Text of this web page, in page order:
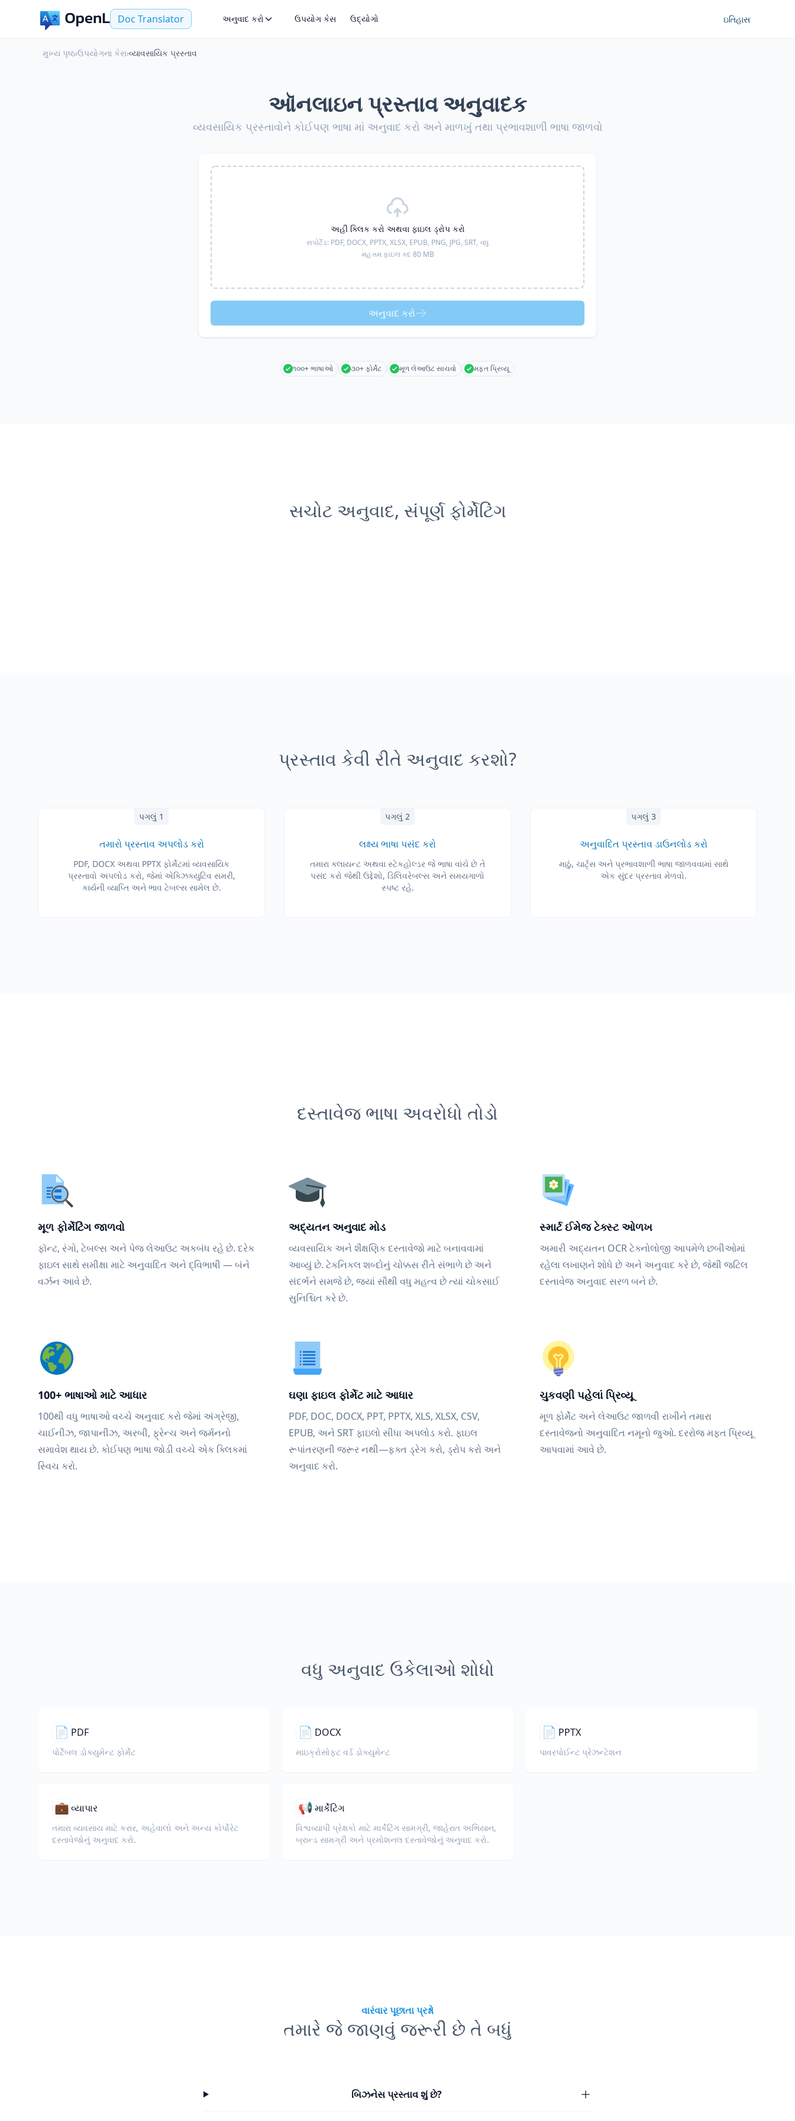
Doc Translator અનુવાદ કરો ઉપયોગ કેસ ઉદ્યોગો ઇતિહાસ
મુખ્ય પૃષ્ઠ›ઉપયોગના કેસ›વ્યાવસાયિક પ્રસ્તાવ
ઑનલાઇન પ્રસ્તાવ અનુવાદક
વ્યવસાયિક પ્રસ્તાવોને કોઈપણ ભાષા માં અનુવાદ કરો અને માળખું તથા પ્રભાવશાળી ભાષા જાળવો
અહીં ક્લિક કરો અથવા ફાઇલ ડ્રોપ કરો
સપોર્ટેડ: PDF, DOCX, PPTX, XLSX, EPUB, PNG, JPG, SRT, વધુ
મહત્તમ ફાઇલ કદ 80 MB
અનુવાદ કરો
૧૦૦+ ભાષાઓ ૩૦+ ફોર્મેટ મૂળ લેઆઉટ સાચવો મફત પ્રિવ્યૂ
સચોટ અનુવાદ, સંપૂર્ણ ફોર્મેટિંગ
પ્રસ્તાવ કેવી રીતે અનુવાદ કરશો?
પગલું 1
તમારો પ્રસ્તાવ અપલોડ કરો
PDF, DOCX અથવા PPTX ફોર્મેટમાં વ્યવસાયિક
પ્રસ્તાવો અપલોડ કરો, જેમાં એક્ઝિક્યુટિવ સમરી,
કાર્યની વ્યાપ્તિ અને ભાવ ટેબલ્સ સામેલ છે.
પગલું 2
લક્ષ્ય ભાષા પસંદ કરો
તમારા ક્લાયન્ટ અથવા સ્ટેકહોલ્ડર જે ભાષા વાંચે છે તે
પસંદ કરો જેથી ઉદ્દેશો, ડિલિવરેબલ્સ અને સમયગાળો
સ્પષ્ટ રહે.
પગલું 3
અનુવાદિત પ્રસ્તાવ ડાઉનલોડ કરો
માઠું, ચાર્ટ્સ અને પ્રભાવશાળી ભાષા જાળવવામાં સાથે
એક સુંદર પ્રસ્તાવ મેળવો.
દસ્તાવેજ ભાષા અવરોધો તોડો
મૂળ ફોર્મેટિંગ જાળવો
ફૉન્ટ, રંગો, ટેબલ્સ અને પેજ લેઆઉટ અકબંધ રહે છે. દરેક
ફાઇલ સાથે સમીક્ષા માટે અનુવાદિત અને દ્વિભાષી — બંને
વર્ઝન આવે છે.
અદ્યતન અનુવાદ મોડ
વ્યવસાયિક અને શૈક્ષણિક દસ્તાવેજો માટે બનાવવામાં
આવ્યું છે. ટેકનિકલ શબ્દોનું ચોક્કસ રીતે સંભાળે છે અને
સંદર્ભને સમજે છે, જ્યાં સૌથી વધુ મહત્વ છે ત્યાં ચોકસાઈ
સુનિશ્ચિત કરે છે.
સ્માર્ટ ઈમેજ ટેક્સ્ટ ઓળખ
અમારી અદ્યતન OCR ટેક્નોલોજી આપમેળે છબીઓમાં
રહેલા લખાણને શોધે છે અને અનુવાદ કરે છે, જેથી જટિલ
દસ્તાવેજ અનુવાદ સરળ બને છે.
100+ ભાષાઓ માટે આધાર
100થી વધુ ભાષાઓ વચ્ચે અનુવાદ કરો જેમાં અંગ્રેજી,
ચાઈનીઝ, જાપાનીઝ, અરબી, ફ્રેન્ચ અને જર્મનનો
સમાવેશ થાય છે. કોઈપણ ભાષા જોડી વચ્ચે એક ક્લિકમાં
સ્વિચ કરો.
ઘણા ફાઇલ ફોર્મેટ માટે આધાર
PDF, DOC, DOCX, PPT, PPTX, XLS, XLSX, CSV,
EPUB, અને SRT ફાઇલો સીધા અપલોડ કરો. ફાઇલ
રૂપાંતરણની જરૂર નથી—ફક્ત ડ્રેગ કરો, ડ્રોપ કરો અને
અનુવાદ કરો.
ચુકવણી પહેલાં પ્રિવ્યૂ
મૂળ ફોર્મેટ અને લેઆઉટ જાળવી રાખીને તમારા
દસ્તાવેજનો અનુવાદિત નમૂનો જુઓ. દરરોજ મફત પ્રિવ્યૂ
આપવામાં આવે છે.
વધુ અનુવાદ ઉકેલાઓ શોધો
📄 PDF
પોર્ટેબલ ડોક્યુમેન્ટ ફોર્મેટ
📄 DOCX
માઇક્રોસોફ્ટ વર્ડ ડોક્યુમેન્ટ
📄 PPTX
પાવરપોઈન્ટ પ્રેઝન્ટેશન
💼વ્યાપાર
તમારા વ્યવસાય માટે કરાર, અહેવાલો અને અન્ય કોર્પોરેટ
દસ્તાવેજોનું અનુવાદ કરો.
📢માર્કેટિંગ
વિશ્વવ્યાપી પ્રેક્ષકો માટે માર્કેટિંગ સામગ્રી, જાહેરાત અભિયાન,
બ્રાન્ડ સામગ્રી અને પ્રમોશનલ દસ્તાવેજોનું અનુવાદ કરો.
વારંવાર પૂછાતા પ્રશ્નો
તમારે જે જાણવું જરૂરી છે તે બધું
બિઝનેસ પ્રસ્તાવ શું છે?